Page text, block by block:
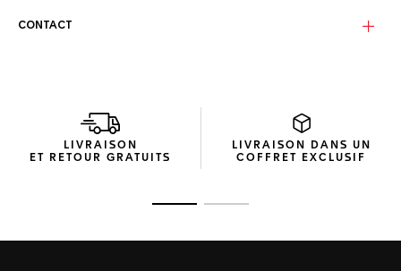
La désignation Twin-Time remonte à 1955, lorsque Heuer l'a
incarnant la fusion parfaite du passé et du présent. Ce
modèle affiche des index numériques signature et une
forme d’aiguille GMT.
CONTACT
LIVRAISON
ET RETOUR GRATUITS
LIVRAISON DANS UN
COFFRET EXCLUSIF